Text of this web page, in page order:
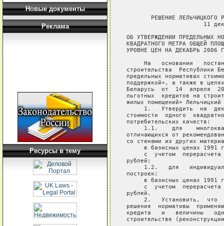
Новые документы
Реклама
Ресурсы в тему
РЕШЕНИЕ ЛЕЛЬЧИЦКОГО
11
ОБ УТВЕРЖДЕНИИ ПРЕДЕЛЬНЫХ
КВАДРАТНОГО МЕТРА ОБЩЕЙ
УРОВНЕ ЦЕН НА ДЕКАБРЬ 2006
На   основании
строительства
предельных нормативах
поддержкой», а также в
Беларусь  от  14  апреля
льготных  кредитов на
жилых помещений»
1.   Утвердить  на
стоимости  одного
потребительских качеств:
1.1.    для
отличающихся от
со стенами из других
в базисных ценах 1991
с  учетом
рублей;
1.2.   для
построек:
в базисных ценах 1991
с  учетом
рублей.
2.   Установить,  что
решения  нормативы
кредита   и   величины
строительстве